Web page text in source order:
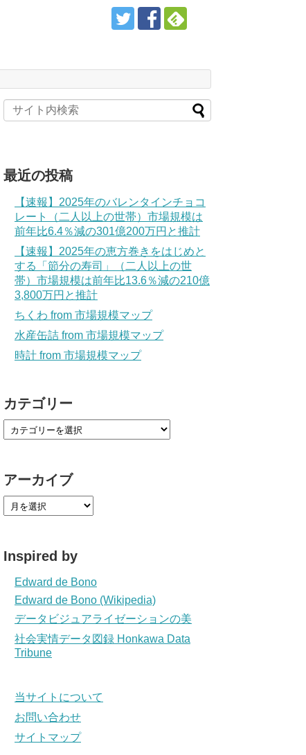
最近の投稿
【速報】2025年のバレンタインチョコ
レート（二人以上の世帯）市場規模は
前年比6.4％減の301億200万円と推計
【速報】2025年の恵方巻きをはじめと
する「節分の寿司」（二人以上の世
帯）市場規模は前年比13.6％減の210億
3,800万円と推計
ちくわ from 市場規模マップ
水産缶詰 from 市場規模マップ
時計 from 市場規模マップ
カテゴリー
アーカイブ
Inspired by
Edward de Bono
Edward de Bono (Wikipedia)
データビジュアライゼーションの美
社会実情データ図録 Honkawa Data
Tribune
当サイトについて
お問い合わせ
サイトマップ